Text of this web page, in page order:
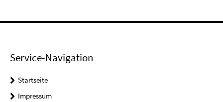
Service-Navigation
Startseite
Impressum